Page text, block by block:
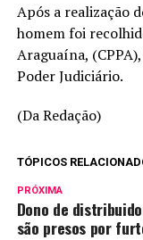
Após a realização
homem foi
Araguaína,
Poder Judiciário.
(Da Redação)
TÓPICOS
PRÓXIMA
Dono de
são presos por